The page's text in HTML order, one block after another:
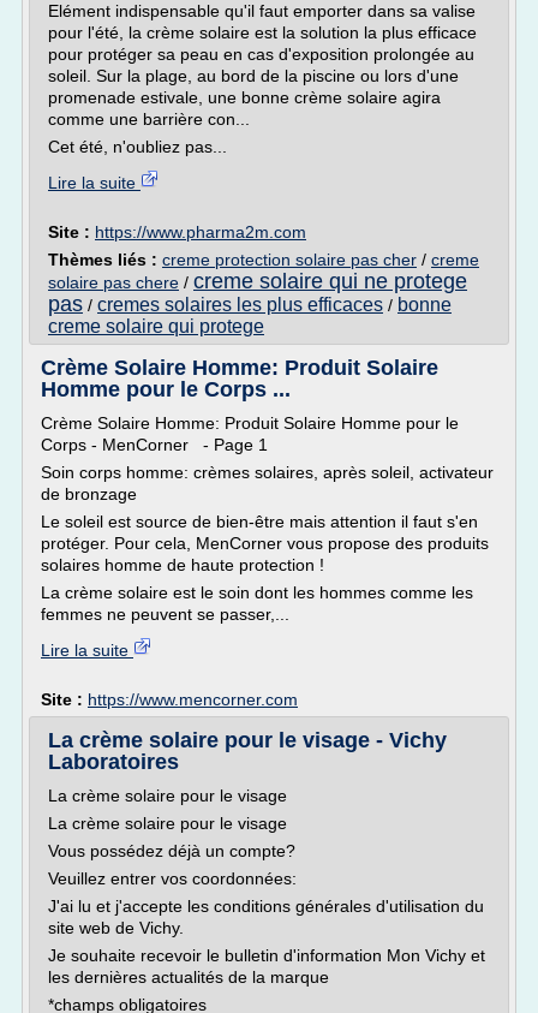
Elément indispensable qu'il faut emporter dans sa valise
pour l'été, la crème solaire est la solution la plus efficace
pour protéger sa peau en cas d'exposition prolongée au
soleil. Sur la plage, au bord de la piscine ou lors d'une
promenade estivale, une bonne crème solaire agira
comme une barrière con...
Cet été, n'oubliez pas...
Lire la suite
Site : https://www.pharma2m.com
Thèmes liés : creme protection solaire pas cher / creme
solaire pas chere / creme solaire qui ne protege
pas / cremes solaires les plus efficaces / bonne
creme solaire qui protege
Crème Solaire Homme: Produit Solaire
Homme pour le Corps ...
Crème Solaire Homme: Produit Solaire Homme pour le
Corps - MenCorner - Page 1
Soin corps homme: crèmes solaires, après soleil, activateur
de bronzage
Le soleil est source de bien-être mais attention il faut s'en
protéger. Pour cela, MenCorner vous propose des produits
solaires homme de haute protection !
La crème solaire est le soin dont les hommes comme les
femmes ne peuvent se passer,...
Lire la suite
Site : https://www.mencorner.com
La crème solaire pour le visage - Vichy
Laboratoires
La crème solaire pour le visage
La crème solaire pour le visage
Vous possédez déjà un compte?
Veuillez entrer vos coordonnées:
J'ai lu et j'accepte les conditions générales d'utilisation du
site web de Vichy.
Je souhaite recevoir le bulletin d'information Mon Vichy et
les dernières actualités de la marque
*champs obligatoires